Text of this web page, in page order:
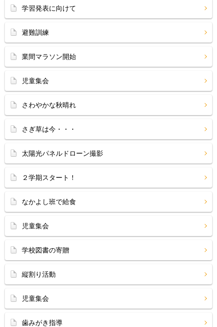
学習発表に向けて
避難訓練
業間マラソン開始
児童集会
さわやかな秋晴れ
さぎ草は今・・・
太陽光パネルドローン撮影
２学期スタート！
なかよし班で給食
児童集会
学校図書の寄贈
縦割り活動
児童集会
歯みがき指導